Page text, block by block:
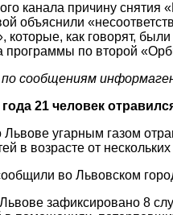
канала причину снятия
объяснили
которые, как говорят,
программы по второй
сообщениям
21 человек
угарным газом
в возрасте от
во Львовском
зафиксировано 8